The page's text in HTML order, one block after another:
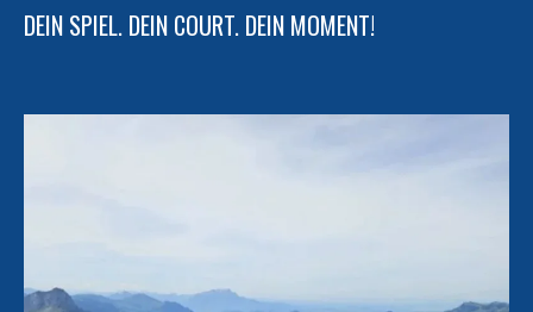
DEIN SPIEL. DEIN COURT. DEIN MOMENT!